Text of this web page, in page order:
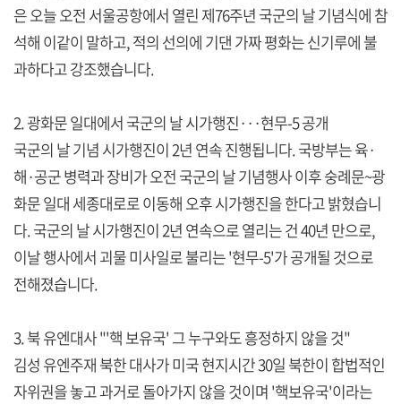
은 오늘 오전 서울공항에서 열린 제76주년 국군의 날 기념식에 참
석해 이같이 말하고, 적의 선의에 기댄 가짜 평화는 신기루에 불
과하다고 강조했습니다.
2. 광화문 일대에서 국군의 날 시가행진···현무-5 공개
국군의 날 기념 시가행진이 2년 연속 진행됩니다. 국방부는 육·
해·공군 병력과 장비가 오전 국군의 날 기념행사 이후 숭례문~광
화문 일대 세종대로로 이동해 오후 시가행진을 한다고 밝혔습니
다. 국군의 날 시가행진이 2년 연속으로 열리는 건 40년 만으로,
이날 행사에서 괴물 미사일로 불리는 '현무-5'가 공개될 것으로
전해졌습니다.
3. 북 유엔대사 "'핵 보유국' 그 누구와도 흥정하지 않을 것"
김성 유엔주재 북한 대사가 미국 현지시간 30일 북한이 합법적인
자위권을 놓고 과거로 돌아가지 않을 것이며 '핵보유국'이라는